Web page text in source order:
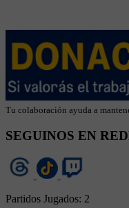
Tu colaboración ayuda a
SEGUINOS EN
Partidos Jugados: 2